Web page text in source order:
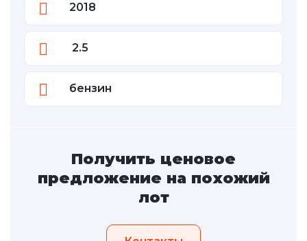
2018
2.5
бензин
Получить ценовое
предложение на похожий
лот